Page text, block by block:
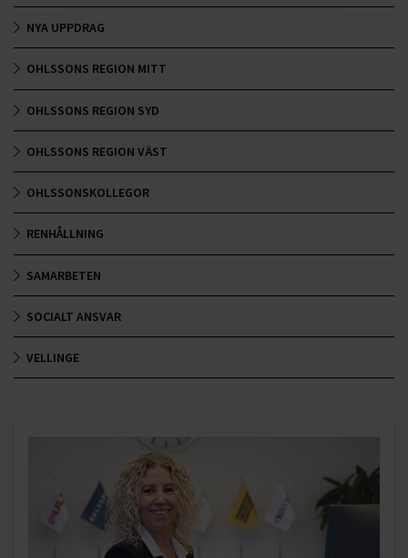
NYA UPPDRAG
OHLSSONS REGION MITT
OHLSSONS REGION SYD
OHLSSONS REGION VÄST
OHLSSONSKOLLEGOR
RENHÅLLNING
SAMARBETEN
SOCIALT ANSVAR
VELLINGE